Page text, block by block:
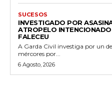
SUCESOS
INVESTIGADO POR
ATROPELO
FALECEU
A Garda Civil investiga por un
mércores por...
6 Agosto, 2026